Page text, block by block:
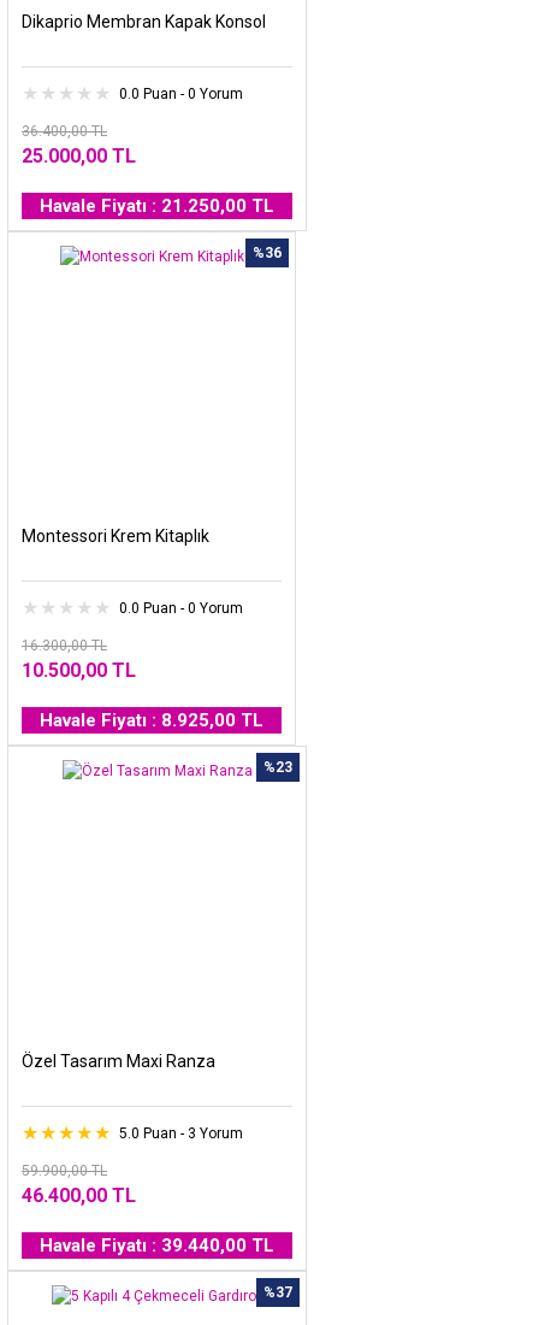
Dikaprio Membran Kapak Konsol
0.0 Puan - 0 Yorum
36.400,00 TL
25.000,00 TL
Havale Fiyatı : 21.250,00 TL
%36
Montessori Krem Kitaplık
0.0 Puan - 0 Yorum
16.300,00 TL
10.500,00 TL
Havale Fiyatı : 8.925,00 TL
%23
Özel Tasarım Maxi Ranza
5.0 Puan - 3 Yorum
59.900,00 TL
46.400,00 TL
Havale Fiyatı : 39.440,00 TL
%37